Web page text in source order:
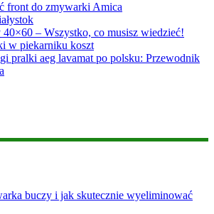
front do zmywarki Amica
– Wszystko, co musisz wiedzieć!
w piekarniku koszt
pralki aeg lavamat po polsku: Przewodnik
buczy i jak skutecznie wyeliminować